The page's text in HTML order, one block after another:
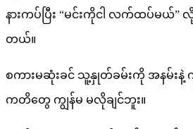
နားကပ်ပြီး “မင်းကိုငါ လက်ထပ်မယ်”
တယ်။
စကားမဆုံးခင် သူ့နှုတ်ခမ်းကို အနမ်း
ကတိတွေ ကျွန်မ မလိုချင်ဘူး။